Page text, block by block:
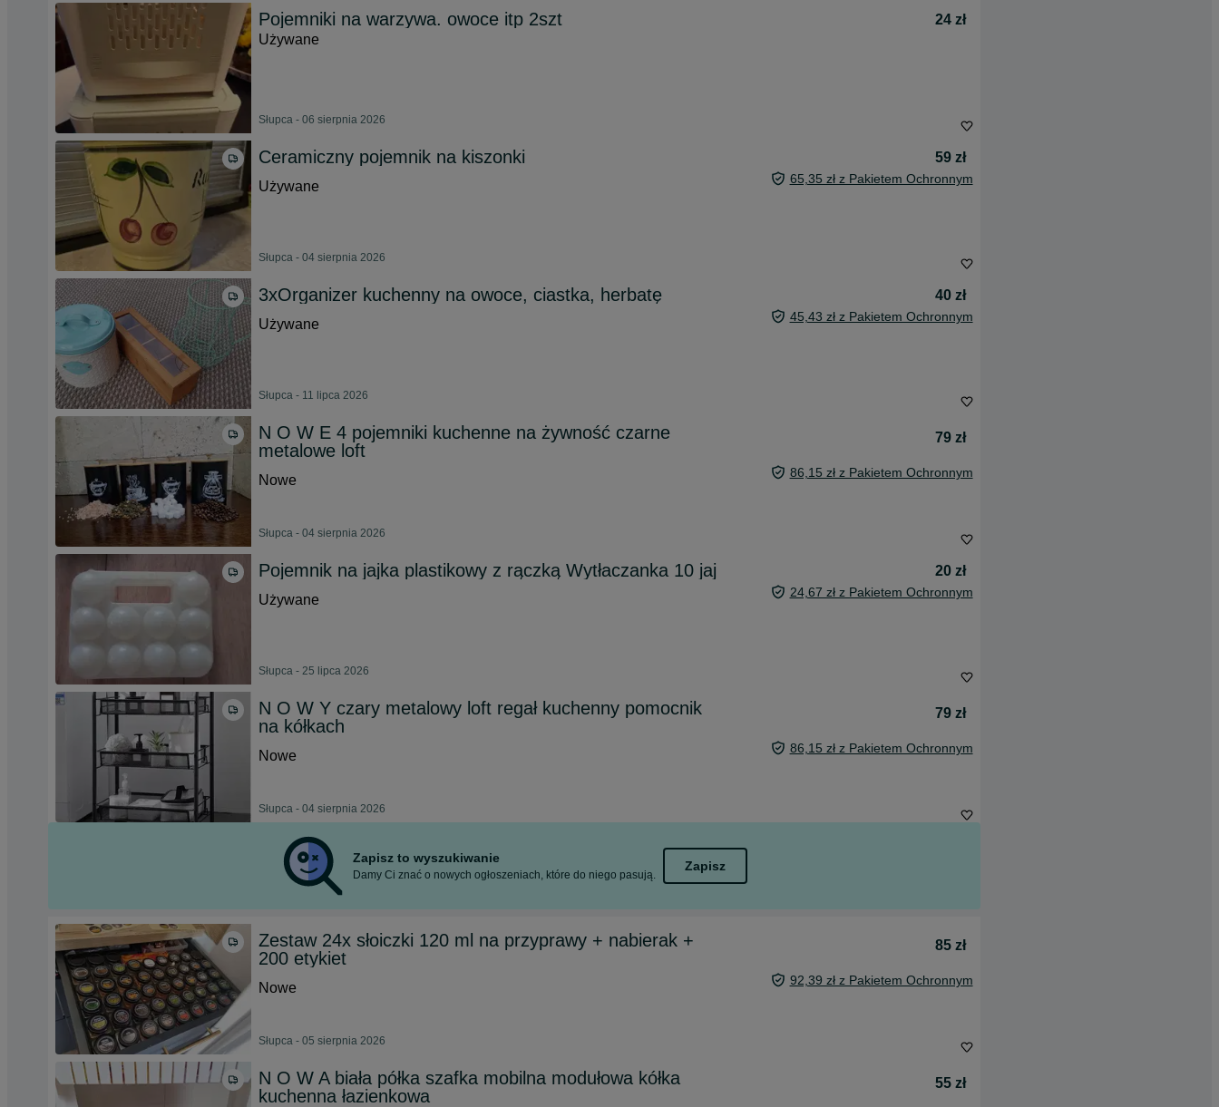
Pojemniki na warzywa. owoce itp 2szt
24 zł
Używane
Słupca - 06 sierpnia 2026
Ceramiczny pojemnik na kiszonki
59 zł
Używane
65,35 zł z Pakietem Ochronnym
Słupca - 04 sierpnia 2026
3xOrganizer kuchenny na owoce, ciastka, herbatę
40 zł
Używane
45,43 zł z Pakietem Ochronnym
Słupca - 11 lipca 2026
N O W E 4 pojemniki kuchenne na żywność czarne
metalowe loft
79 zł
Nowe 86,15 zł z Pakietem Ochronnym
Słupca - 04 sierpnia 2026
Pojemnik na jajka plastikowy z rączką Wytłaczanka 10 jaj
20 zł
Używane
24,67 zł z Pakietem Ochronnym
Słupca - 25 lipca 2026
N O W Y czary metalowy loft regał kuchenny pomocnik
na kółkach
79 zł
Nowe 86,15 zł z Pakietem Ochronnym
Słupca - 04 sierpnia 2026
Zapisz to wyszukiwanie
Damy Ci znać o nowych ogłoszeniach, które do niego pasują.
Zapisz
Zestaw 24x słoiczki 120 ml na przyprawy + nabierak +
200 etykiet
85 zł
Nowe 92,39 zł z Pakietem Ochronnym
Słupca - 05 sierpnia 2026
N O W A biała półka szafka mobilna modułowa kółka
kuchenna łazienkowa
55 zł